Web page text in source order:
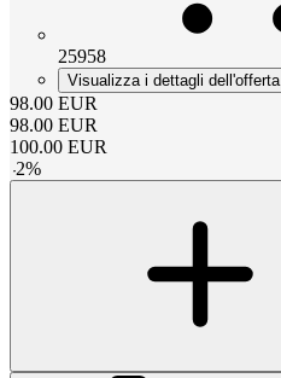
25958
Visualizza i dettagli dell'offerta
98.00 EUR
98.00 EUR
100.00 EUR
-2%